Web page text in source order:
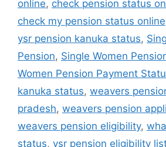
online, check pension status
check my pension status online
ysr pension kanuka status,
Pension, Single Women
Women Pension Payment
kanuka status, weavers
pradesh, weavers pension
weavers pension eligibility,
status, ysr pension eligibility